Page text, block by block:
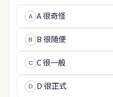
A A 很奇怪
B B 很随便
C C 很一般
D D 很正式